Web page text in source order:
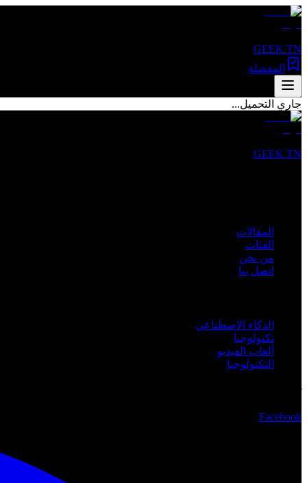
GEEK.TN
المفضلة
جاري التحميل...
GEEK.TN
المقالات
الفئات
من نحن
اتصل بنا
الذكاء الاصطناعي
تكنولوجيا
ألعاب الفيديو
التكنولوجيا
Facebook